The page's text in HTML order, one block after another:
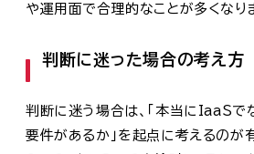
や運用面で合理的なことが多くなり
判断に迷った場合の考え方
判断に迷う場合は、「本当にIaaSで
要件があるか」を起点に考えるのが